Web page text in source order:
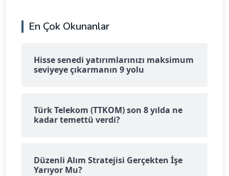
En Çok Okunanlar
Hisse senedi yatırımlarınızı maksimum
seviyeye çıkarmanın 9 yolu
Türk Telekom (TTKOM) son 8 yılda ne
kadar temettü verdi?
Düzenli Alım Stratejisi Gerçekten İşe
Yarıyor Mu?